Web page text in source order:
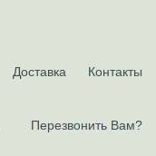
Доставка Контакты
Перезвонить Вам?